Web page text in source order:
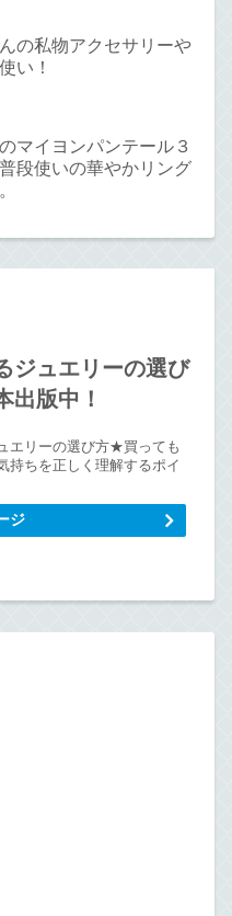
の私物アクセサリーや
い！
マイヨンパンテール３
段使いの華やかリング
ジュエリーの選び
出版中！
エリーの選び方★買っても
持ちを正しく理解するポイ
ジ